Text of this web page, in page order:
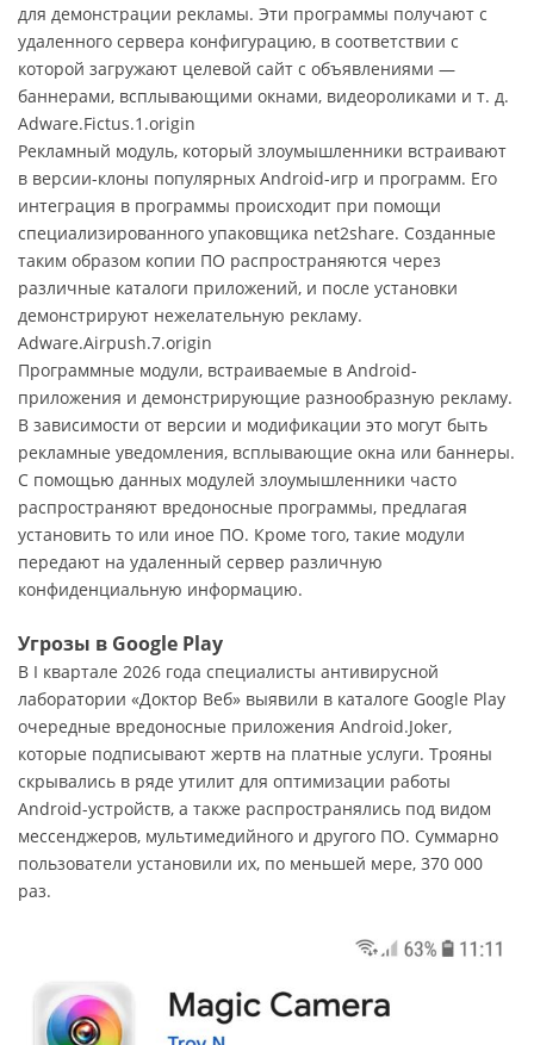
для демонстрации рекламы. Эти программы получают с
удаленного сервера конфигурацию, в соответствии с
которой загружают целевой сайт с объявлениями —
баннерами, всплывающими окнами, видеороликами и т. д.
Adware.Fictus.1.origin
Рекламный модуль, который злоумышленники встраивают
в версии-клоны популярных Android-игр и программ. Его
интеграция в программы происходит при помощи
специализированного упаковщика net2share. Созданные
таким образом копии ПО распространяются через
различные каталоги приложений, и после установки
демонстрируют нежелательную рекламу.
Adware.Airpush.7.origin
Программные модули, встраиваемые в Android-
приложения и демонстрирующие разнообразную рекламу.
В зависимости от версии и модификации это могут быть
рекламные уведомления, всплывающие окна или баннеры.
С помощью данных модулей злоумышленники часто
распространяют вредоносные программы, предлагая
установить то или иное ПО. Кроме того, такие модули
передают на удаленный сервер различную
конфиденциальную информацию.
Угрозы в Google Play
В I квартале 2026 года специалисты антивирусной
лаборатории «Доктор Веб» выявили в каталоге Google Play
очередные вредоносные приложения Android.Joker,
которые подписывают жертв на платные услуги. Трояны
скрывались в ряде утилит для оптимизации работы
Android-устройств, а также распространялись под видом
мессенджеров, мультимедийного и другого ПО. Суммарно
пользователи установили их, по меньшей мере, 370 000
раз.